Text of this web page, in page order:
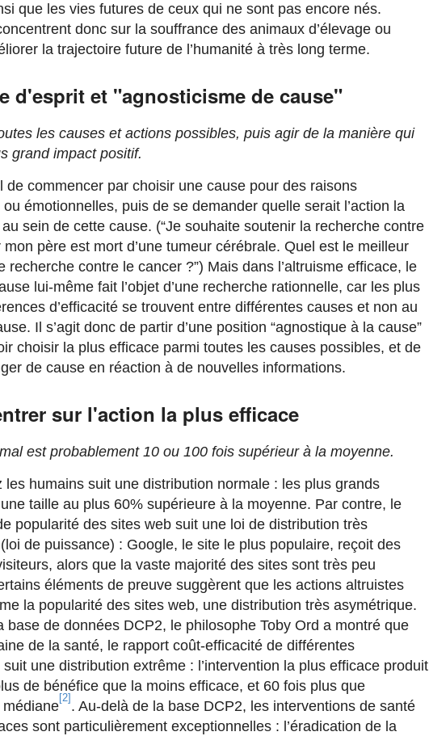
que les vies futures de ceux qui ne sont pas encore nés.
donc sur la souffrance des animaux d’élevage ou
la trajectoire future de l’humanité à très long terme.
d'esprit et "agnosticisme de cause"
les causes et actions possibles, puis agir de la manière qui
grand impact positif.
de commencer par choisir une cause pour des raisons
émotionnelles, puis de se demander quelle serait l’action la
sein de cette cause. (“Je souhaite soutenir la recherche contre
mon père est mort d’une tumeur cérébrale. Quel est le meilleur
recherche contre le cancer ?”) Mais dans l’altruisme efficace, le
lui-même fait l’objet d’une recherche rationnelle, car les plus
d’efficacité se trouvent entre différentes causes et non au
Il s’agit donc de partir d’une position “agnostique à la cause”
choisir la plus efficace parmi toutes les causes possibles, et de
de cause en réaction à de nouvelles informations.
sur l'action la plus efficace
est probablement 10 ou 100 fois supérieur à la moyenne.
les humains suit une distribution normale : les plus grands
taille au plus 60% supérieure à la moyenne. Par contre, le
popularité des sites web suit une loi de distribution très
de puissance) : Google, le site le plus populaire, reçoit des
alors que la vaste majorité des sites sont très peu
éléments de preuve suggèrent que les actions altruistes
la popularité des sites web, une distribution très asymétrique.
base de données DCP2, le philosophe Toby Ord a montré que
de la santé, le rapport coût-efficacité de différentes
une distribution extrême : l’intervention la plus efficace produit
de bénéfice que la moins efficace, et 60 fois plus que
médiane
[2]
. Au-delà de la base DCP2, les interventions de santé
sont particulièrement exceptionnelles : l’éradication de la